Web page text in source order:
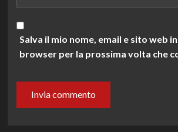
Salva il mio nome, email e sito web
browser per la prossima volta che